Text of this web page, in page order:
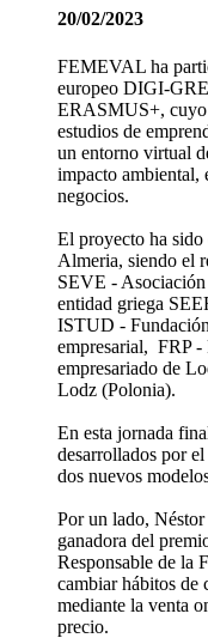
20/02/2023
FEMEVAL ha
europeo DIGI-
ERASMUS+, cuyo
estudios de
un entorno virtual
impacto ambiental,
negocios.
El proyecto ha
Almeria, siendo el
SEVE - Asociación
entidad griega
ISTUD -
empresarial, FRP -
empresariado de
Lodz (Polonia).
En esta jornada
desarrollados por
dos nuevos
Por un lado,
ganadora del
Responsable de la
cambiar hábitos de
mediante la venta
precio.